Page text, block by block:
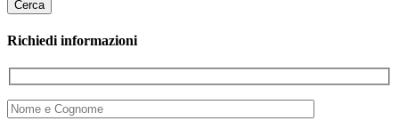
Richiedi informazioni